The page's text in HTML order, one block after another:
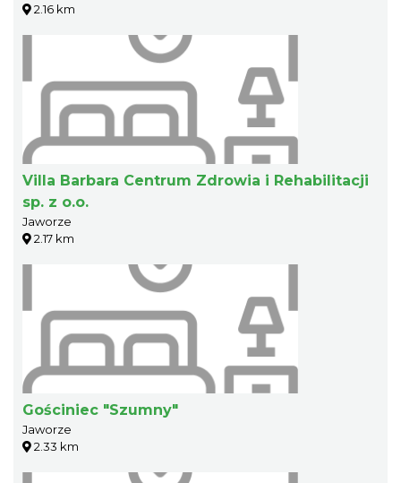
2.16 km
Villa Barbara Centrum Zdrowia i Rehabilitacji
sp. z o.o.
Jaworze
2.17 km
Gościniec "Szumny"
Jaworze
2.33 km